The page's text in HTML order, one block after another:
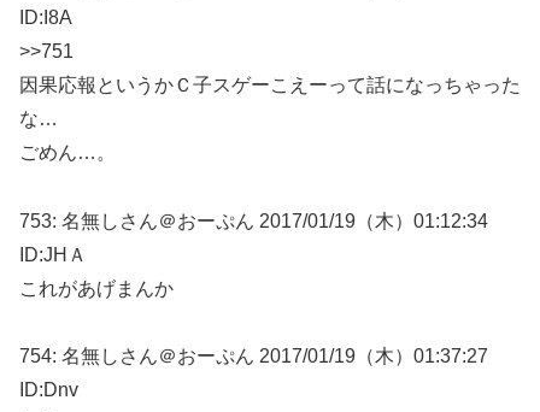
ID:I8A
>>751
因果応報というかＣ子スゲーこえーって話になっちゃった
な…
ごめん…。
753: 名無しさん＠おーぷん 2017/01/19（木）01:12:34
ID:JHＡ
これがあげまんか
754: 名無しさん＠おーぷん 2017/01/19（木）01:37:27
ID:Dnv